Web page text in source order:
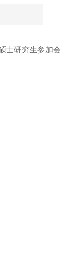
士研究生参加会